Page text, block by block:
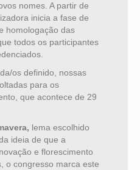
nomes. A partir de
inicia a fase de
homologação das
todos os participantes
os definido, nossas
para os
que acontece de 29
lema escolhido
ideia de que a
e florescimento
o congresso marca este